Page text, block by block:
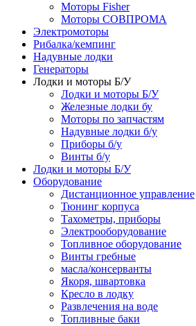
Моторы Fisher
Моторы СОВПРОМА
Электромоторы
Рибалка/кемпинг
Надувные лодки
Генераторы
Лодки и моторы Б/У
Лодки и моторы Б/У
Железные лодки бу
Моторы по запчастям
Надувные лодки б/у
Приборы б/у
Винты б/у
Лодки и моторы Б/У
Оборудование
Дистанционное управление
Тюнинг корпуса
Тахометры, приборы
Электрооборудование
Топливное оборудование
Винты гребные
масла/консерванты
Якоря, швартовка
Кресло в лодку
Развлечения на воде
Топливные баки